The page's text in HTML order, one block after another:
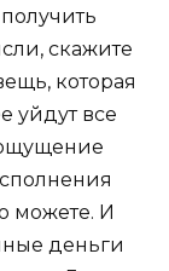
скажите
которая
уйдут все
можете. И
деньги